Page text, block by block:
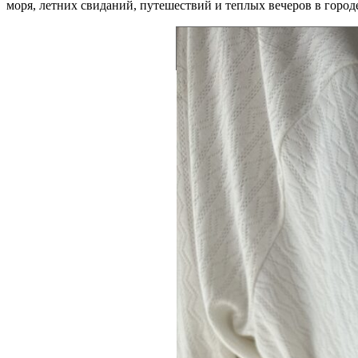
моря, летних свиданий, путешествий и теплых вечеров в